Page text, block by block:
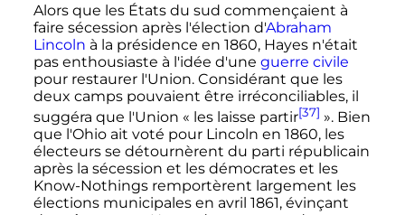
Alors que les États du sud commençaient à
faire sécession après l'élection d'Abraham
Lincoln à la présidence en 1860, Hayes n'était
pas enthousiaste à l'idée d'une guerre civile
pour restaurer l'Union. Considérant que les
deux camps pouvaient être irréconciliables, il
suggéra que l'Union « les laisse partir[37] ». Bien
que l'Ohio ait voté pour Lincoln en 1860, les
électeurs se détournèrent du parti républicain
après la sécession et les démocrates et les
Know-Nothings remportèrent largement les
élections municipales en avril 1861, évinçant